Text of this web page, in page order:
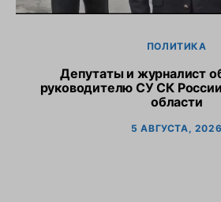
ПОЛИТИКА
Депутаты и журналист
руководителю СУ СК
области
5 АВГУСТА, 2026